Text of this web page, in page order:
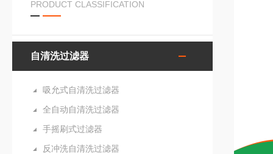
PRODUCT CLASSIFICATION
自清洗过滤器
吸允式自清洗过滤器
全自动自清洗过滤器
手摇刷式过滤器
反冲洗自清洗过滤器